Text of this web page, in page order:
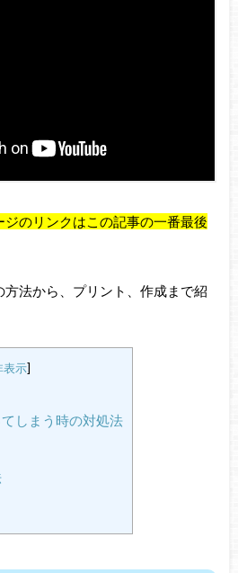
ジのリンクはこの記事の一番最後
法から、プリント、作成まで紹
表示]
しまう時の対処法